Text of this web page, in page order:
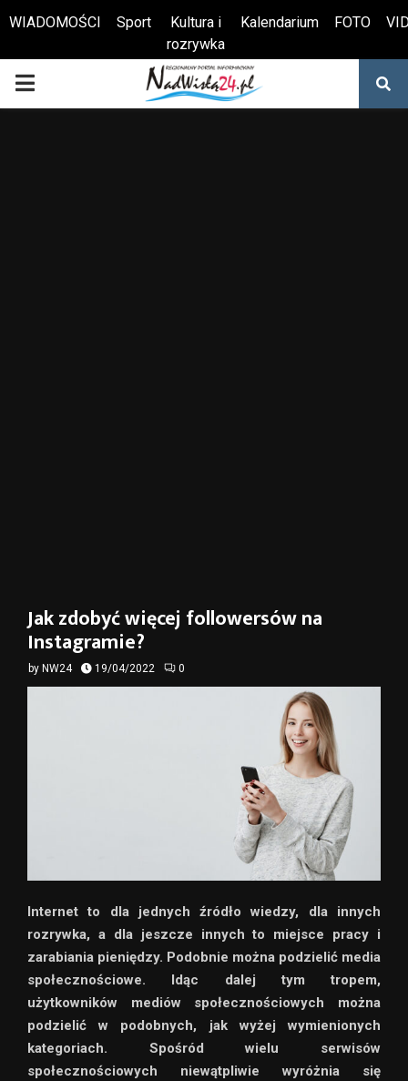
Otwórz pasek narzędzi
WIADOMOŚCI Sport
Kultura i
rozrywka
Kalendarium FOTO
PRIMARY
Jak zdobyć więcej followersów na
Instagramie?
by NW24 19/04/2022 0
Internet to dla jednych źródło wiedzy, dla innych
rozrywka, a dla jeszcze innych to miejsce pracy i
zarabiania pieniędzy. Podobnie można podzielić media
społecznościowe. Idąc dalej tym tropem,
użytkowników mediów społecznościowych można
podzielić w podobnych, jak wyżej wymienionych
kategoriach. Spośród wielu serwisów
społecznościowych niewątpliwie wyróżnia się